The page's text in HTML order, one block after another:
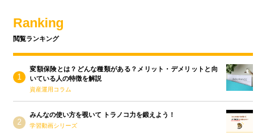
Ranking
閲覧ランキング
変額保険とは？どんな種類がある？メリット・デメリットと向
いている人の特徴を解説
資産運用コラム
みんなの使い方を覗いて トラノコ力を鍛えよう！
学習動画シリーズ